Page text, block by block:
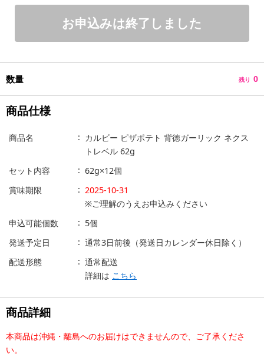
お申込みは終了しました
数量 残り 0
商品仕様
商品名
カルビー ピザポテト 背徳ガーリック ネクス
トレベル 62g
セット内容
62g×12個
賞味期限
2025-10-31
※ご理解のうえお申込みください
申込可能個数
5個
発送予定日
通常3日前後（発送日カレンダー休日除く）
配送形態
通常配送
詳細は こちら
商品詳細
本商品は沖縄・離島へのお届けはできませんので、ご了承くださ
い。